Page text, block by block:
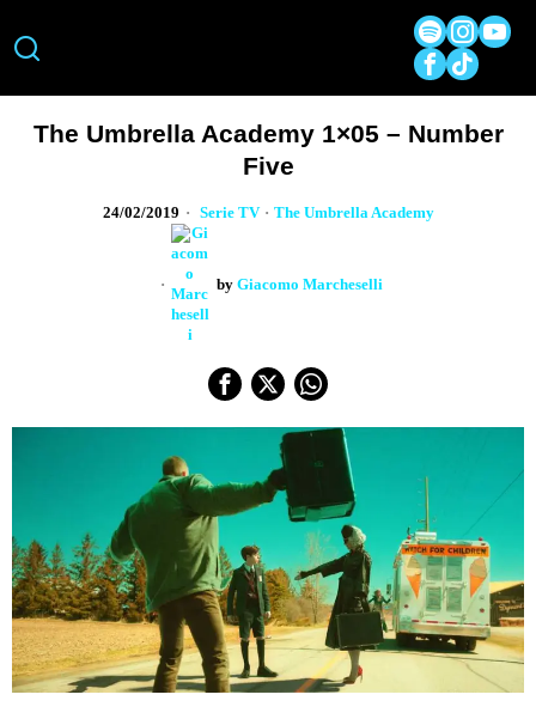
The Umbrella Academy 1×05 – Number
Five
24/02/2019 Serie TV · The Umbrella Academy
by Giacomo Marcheselli